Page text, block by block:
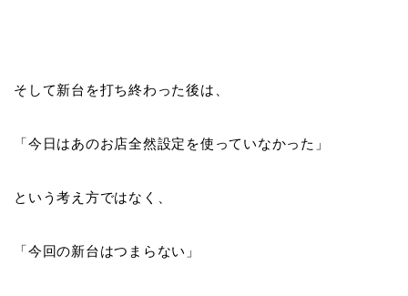
そして新台を打ち終わった後は、
「今日はあのお店全然設定を使っていなかった」
という考え方ではなく、
「今回の新台はつまらない」